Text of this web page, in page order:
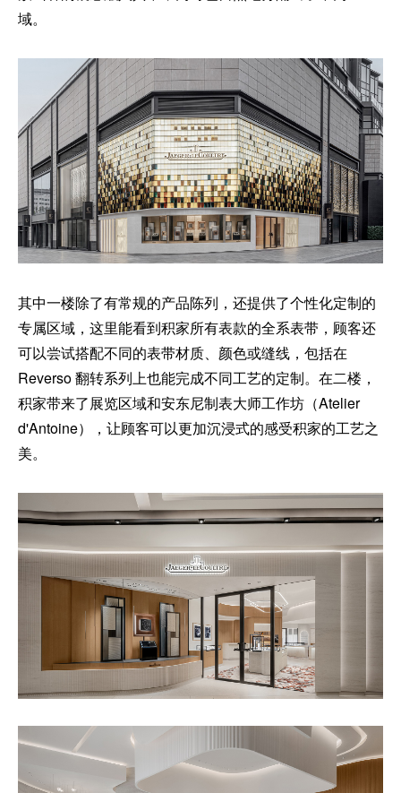
域。
其中一楼除了有常规的产品陈列，还提供了个性化定制的
专属区域，这里能看到积家所有表款的全系表带，顾客还
可以尝试搭配不同的表带材质、颜色或缝线，包括在
Reverso 翻转系列上也能完成不同工艺的定制。在二楼，
积家带来了展览区域和安东尼制表大师工作坊（Atelier
d'Antoine），让顾客可以更加沉浸式的感受积家的工艺之
美。